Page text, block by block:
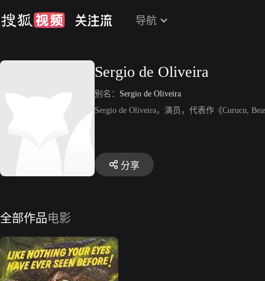
导航
Sergio de Oliveira
别名： Sergio de Oliveira
Sergio de Oliveira，演员，代表作《Curucu,
分享
全部作品电影